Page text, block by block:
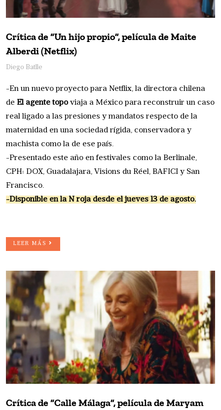
Crítica de “Un hijo propio”, película de Maite
Alberdi (Netflix)
Diego Batlle
-En un nuevo proyecto para Netflix, la directora chilena
de El agente topoviaja a México para reconstruir un caso
real ligado a las presiones y mandatos respecto de la
maternidad en una sociedad rígida, conservadora y
machista como la de ese país.
-Presentado este año en festivales como la Berlinale,
CPH: DOX, Guadalajara, Visions du Réel, BAFICI y San
Francisco.
-Disponible en la N roja desde el jueves 13 de agosto.
LEER MÁS
Crítica de “Calle Málaga”, película de Maryam